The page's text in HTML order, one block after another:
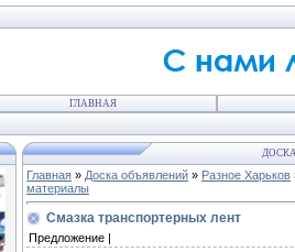
ГЛАВНАЯ
Главная » Доска объявлений » Разное Харьков
материалы
Смазка транспортерных лент
Предложение |